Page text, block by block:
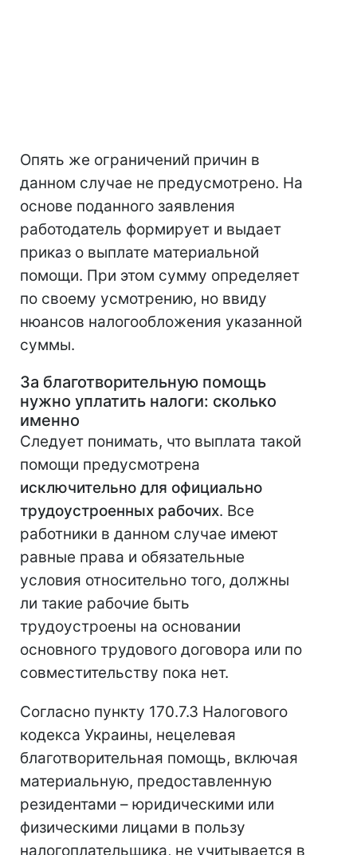
Опять же ограничений причин в
данном случае не предусмотрено. На
основе поданного заявления
работодатель формирует и выдает
приказ о выплате материальной
помощи. При этом сумму определяет
по своему усмотрению, но ввиду
нюансов налогообложения указанной
суммы.
За благотворительную помощь
нужно уплатить налоги: сколько
именно
Следует понимать, что выплата такой
помощи предусмотрена
исключительно для официально
трудоустроенных рабочих. Все
работники в данном случае имеют
равные права и обязательные
условия относительно того, должны
ли такие рабочие быть
трудоустроены на основании
основного трудового договора или по
совместительству пока нет.
Согласно пункту 170.7.3 Налогового
кодекса Украины, нецелевая
благотворительная помощь, включая
материальную, предоставленную
резидентами – юридическими или
физическими лицами в пользу
налогоплательщика, не учитывается в